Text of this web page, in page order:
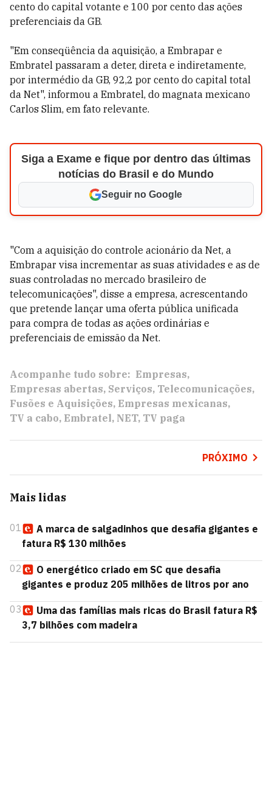
cento do capital votante e 100 por cento das ações
preferenciais da GB.
"Em conseqüência da aquisição, a Embrapar e
Embratel passaram a deter, direta e indiretamente,
por intermédio da GB, 92,2 por cento do capital total
da Net", informou a Embratel, do magnata mexicano
Carlos Slim, em fato relevante.
Siga a Exame e fique por dentro das últimas
notícias do Brasil e do Mundo
Seguir no Google
"Com a aquisição do controle acionário da Net, a
Embrapar visa incrementar as suas atividades e as de
suas controladas no mercado brasileiro de
telecomunicações", disse a empresa, acrescentando
que pretende lançar uma oferta pública unificada
para compra de todas as ações ordinárias e
preferenciais de emissão da Net.
Acompanhe tudo sobre: Empresas
Empresas abertas Serviços Telecomunicações
Fusões e Aquisições Empresas mexicanas
TV a cabo Embratel NET TV paga
PRÓXIMO
Mais lidas
01
A marca de salgadinhos que desafia gigantes e
fatura R$ 130 milhões
02
O energético criado em SC que desafia
gigantes e produz 205 milhões de litros por ano
03
Uma das famílias mais ricas do Brasil fatura R$
3,7 bilhões com madeira